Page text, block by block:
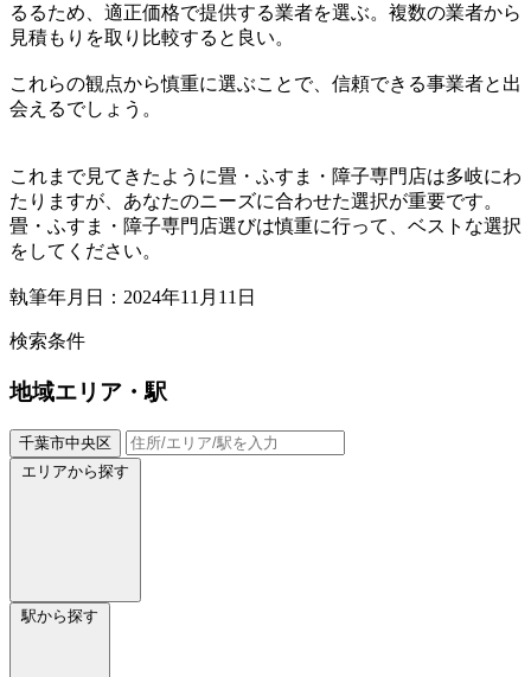
るるため、適正価格で提供する業者を選ぶ。複数の業者から
見積もりを取り比較すると良い。
これらの観点から慎重に選ぶことで、信頼できる事業者と出
会えるでしょう。
これまで見てきたように畳・ふすま・障子専門店は多岐にわ
たりますが、あなたのニーズに合わせた選択が重要です。
畳・ふすま・障子専門店選びは慎重に行って、ベストな選択
をしてください。
執筆年月日：2024年11月11日
検索条件
地域エリア・駅
千葉市中央区
エリアから探す
駅から探す